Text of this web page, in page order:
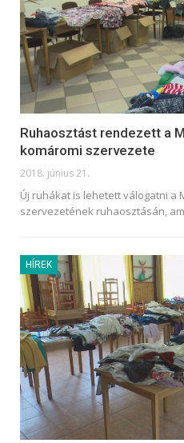
Ruhaosztást rendezett a
komáromi szervezete
2018. június 21.
Új ruhákat is lehetett válogatni a
szervezetének ruhaosztásán,
HÍREK